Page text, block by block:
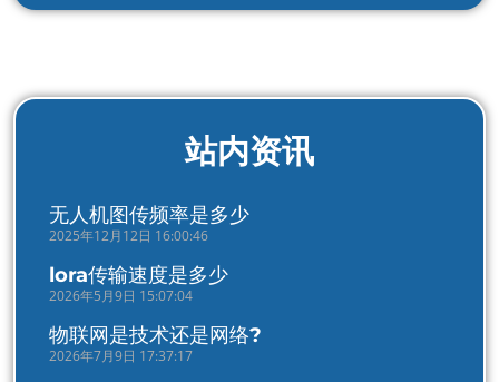
站内资讯
无人机图传频率是多少
2025年12月12日 16:00:46
lora传输速度是多少
2026年5月9日 15:07:04
物联网是技术还是网络?
2026年7月9日 17:37:17